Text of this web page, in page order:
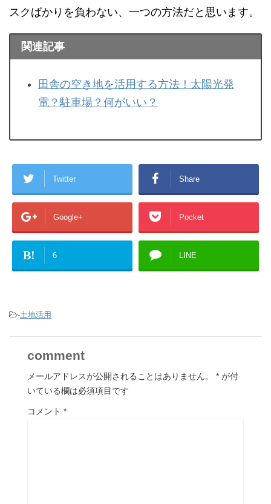
スクばかりを負わない、一つの方法だと思います。
関連記事
田舎の空き地を活用する方法！太陽光発
電？駐車場？何がいい？
Twitter Share
Google+ Pocket
B! 6 LINE
-土地活用
comment
メールアドレスが公開されることはありません。 * が付
いている欄は必須項目です
コメント *